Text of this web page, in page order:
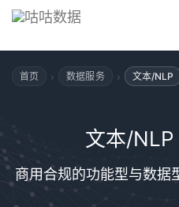
首页 › 数据服务 › 文本/NLP
文本/NLP
商用合规的功能型与数据